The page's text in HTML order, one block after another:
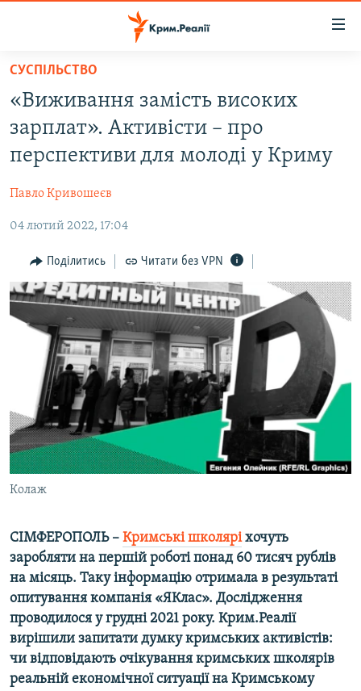
Перейти
основного
матеріалу
Перейти
до
основної
навігації
Перейти
пошуку
ВІДЕО ТА ФОТО
БЛОГИ
ПОГЛЯД
ІНТЕРВ'Ю
ВСЕ ЗА ДЕНЬ
СПЕЦПРОЕКТИ
ДЕПОРТАЦІЯ
ВІДЕОУРОКИ «ELIFBE»
СВІДЧЕННЯ ОКУПАЦІЇ
УКРАЇНСЬКА ПРОБЛЕМА КРИМУ
ІНФОГРАФІКА
ЯК ОБІЙТИ БЛОКУВАННЯ
Русский
Qırımtatar
ДОЛУЧАЙСЯ!
Усі сайти RFE/RL
СУСПІЛЬСТВО
«Виживання замість високих
зарплат». Активісти – про
перспективи для молоді у Криму
Павло Кривошеєв
04 лютий 2022, 17:04
Поділитись Читати без VPN
Колаж
СІМФЕРОПОЛЬ – Кримські школяріхочуть
заробляти на першій роботі понад 60 тисяч рублів
на місяць. Таку інформацію отримала в результаті
опитування компанія «ЯКлас». Дослідження
проводилося у грудні 2021 року. Крим.Реалії
вирішили запитати думку кримських активістів:
чи відповідають очікування кримських школярів
реальній економічної ситуації на Кримському